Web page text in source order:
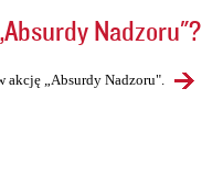
Nadzoru"?
akcję „Absurdy Nadzoru".